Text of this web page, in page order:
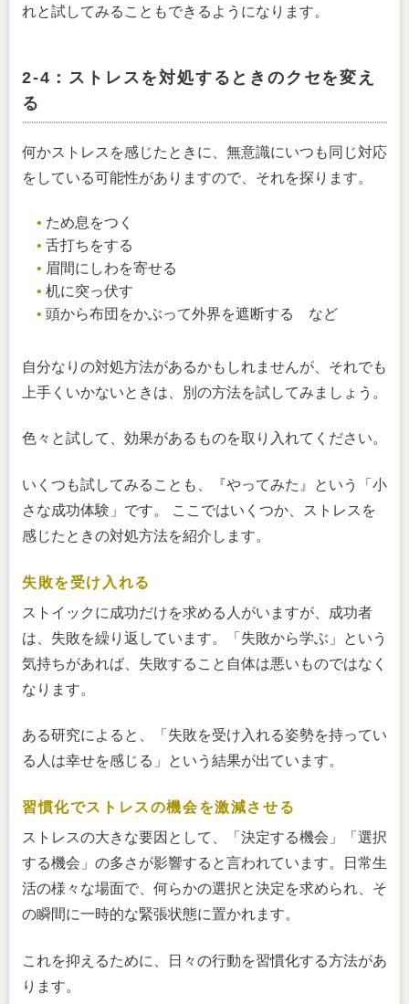
れと試してみることもできるようになります。
2-4：ストレスを対処するときのクセを変え
る
何かストレスを感じたときに、無意識にいつも同じ対応
をしている可能性がありますので、それを探ります。
ため息をつく
舌打ちをする
眉間にしわを寄せる
机に突っ伏す
頭から布団をかぶって外界を遮断する など
自分なりの対処方法があるかもしれませんが、それでも
上手くいかないときは、別の方法を試してみましょう。
色々と試して、効果があるものを取り入れてください。
いくつも試してみることも、『やってみた』という「小
さな成功体験」です。 ここではいくつか、ストレスを
感じたときの対処方法を紹介します。
失敗を受け入れる
ストイックに成功だけを求める人がいますが、成功者
は、失敗を繰り返しています。「失敗から学ぶ」という
気持ちがあれば、失敗すること自体は悪いものではなく
なります。
ある研究によると、「失敗を受け入れる姿勢を持ってい
る人は幸せを感じる」という結果が出ています。
習慣化でストレスの機会を激減させる
ストレスの大きな要因として、「決定する機会」「選択
する機会」の多さが影響すると言われています。日常生
活の様々な場面で、何らかの選択と決定を求められ、そ
の瞬間に一時的な緊張状態に置かれます。
これを抑えるために、日々の行動を習慣化する方法があ
ります。